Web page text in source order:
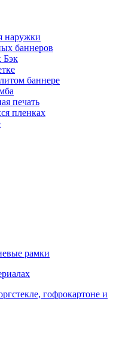
наружки
баннеров
Бэк
баннере
печать
пленках
рамки
гофрокартоне и